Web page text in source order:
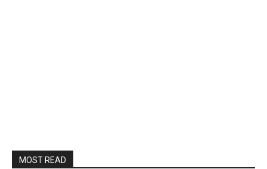
MOST READ